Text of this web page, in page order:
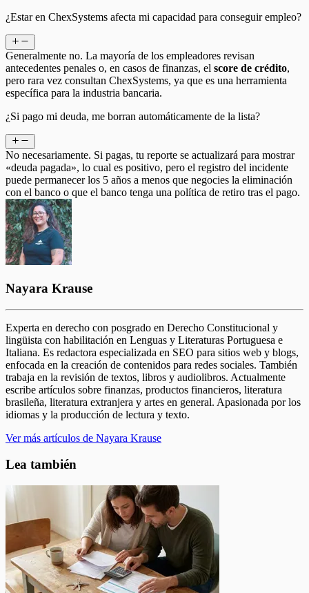
¿Estar en ChexSystems afecta mi capacidad para conseguir empleo?
Generalmente no. La mayoría de los empleadores revisan
antecedentes penales o, en casos de finanzas, el score de crédito,
pero rara vez consultan ChexSystems, ya que es una herramienta
específica para la industria bancaria.
¿Si pago mi deuda, me borran automáticamente de la lista?
No necesariamente. Si pagas, tu reporte se actualizará para mostrar
«deuda pagada», lo cual es positivo, pero el registro del incidente
puede permanecer los 5 años a menos que negocies la eliminación
con el banco o que el banco tenga una política de retiro tras el pago.
Nayara Krause
Experta en derecho con posgrado en Derecho Constitucional y
lingüista con habilitación en Lenguas y Literaturas Portuguesa e
Italiana. Es redactora especializada en SEO para sitios web y blogs,
enfocada en la creación de contenidos para redes sociales. También
trabaja en la revisión de textos, libros y audiolibros. Actualmente
escribe artículos sobre finanzas, productos financieros, literatura
brasileña, literatura extranjera y artes en general. Apasionada por los
idiomas y la producción de lectura y texto.
Ver más artículos de Nayara Krause
Lea también